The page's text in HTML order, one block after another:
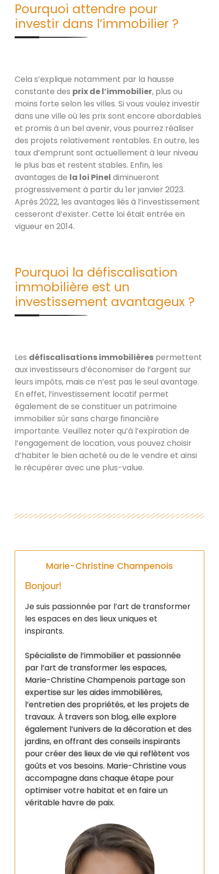
Pourquoi attendre pour
investir dans l’immobilier ?
Cela s’explique notamment par la hausse
constante des prix de l’immobilier, plus ou
moins forte selon les villes. Si vous voulez investir
dans une ville où les prix sont encore abordables
et promis à un bel avenir, vous pourrez réaliser
des projets relativement rentables. En outre, les
taux d’emprunt sont actuellement à leur niveau
le plus bas et restent stables. Enfin, les
avantages de la loi Pinel diminueront
progressivement à partir du 1er janvier 2023.
Après 2022, les avantages liés à l’investissement
cesseront d’exister. Cette loi était entrée en
vigueur en 2014.
Pourquoi la défiscalisation
immobilière est un
investissement avantageux ?
Les défiscalisations immobilières permettent
aux investisseurs d’économiser de l’argent sur
leurs impôts, mais ce n’est pas le seul avantage.
En effet, l’investissement locatif permet
également de se constituer un patrimoine
immobilier sûr sans charge financière
importante. Veuillez noter qu’à l’expiration de
l’engagement de location, vous pouvez choisir
d’habiter le bien acheté ou de le vendre et ainsi
le récupérer avec une plus-value.
Marie-Christine Champenois
Bonjour!
Je suis passionnée par l’art de transformer
les espaces en des lieux uniques et
inspirants.
Spécialiste de l’immobilier et passionnée
par l’art de transformer les espaces,
Marie-Christine Champenois partage son
expertise sur les aides immobilières,
l’entretien des propriétés, et les projets de
travaux. À travers son blog, elle explore
également l’univers de la décoration et des
jardins, en offrant des conseils inspirants
pour créer des lieux de vie qui reflètent vos
goûts et vos besoins. Marie-Christine vous
accompagne dans chaque étape pour
optimiser votre habitat et en faire un
véritable havre de paix.